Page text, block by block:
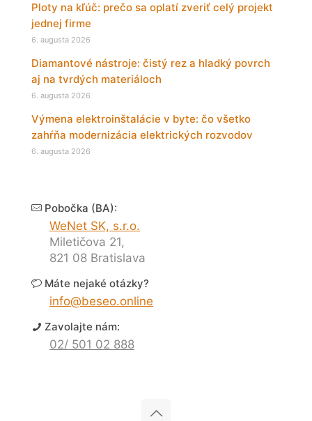
Ploty na kľúč: prečo sa oplatí zveriť celý projekt
jednej firme
6. augusta 2026
Diamantové nástroje: čistý rez a hladký povrch
aj na tvrdých materiáloch
6. augusta 2026
Výmena elektroinštalácie v byte: čo všetko
zahŕňa modernizácia elektrických rozvodov
6. augusta 2026
Pobočka (BA):
WeNet SK, s.r.o.
Miletičova 21,
821 08 Bratislava
Máte nejaké otázky?
info@beseo.online
Zavolajte nám:
02/ 501 02 888